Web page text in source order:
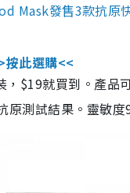
Mask發售3款抗
按此選購<<
，$19就買到。產
原測試結果。靈敏